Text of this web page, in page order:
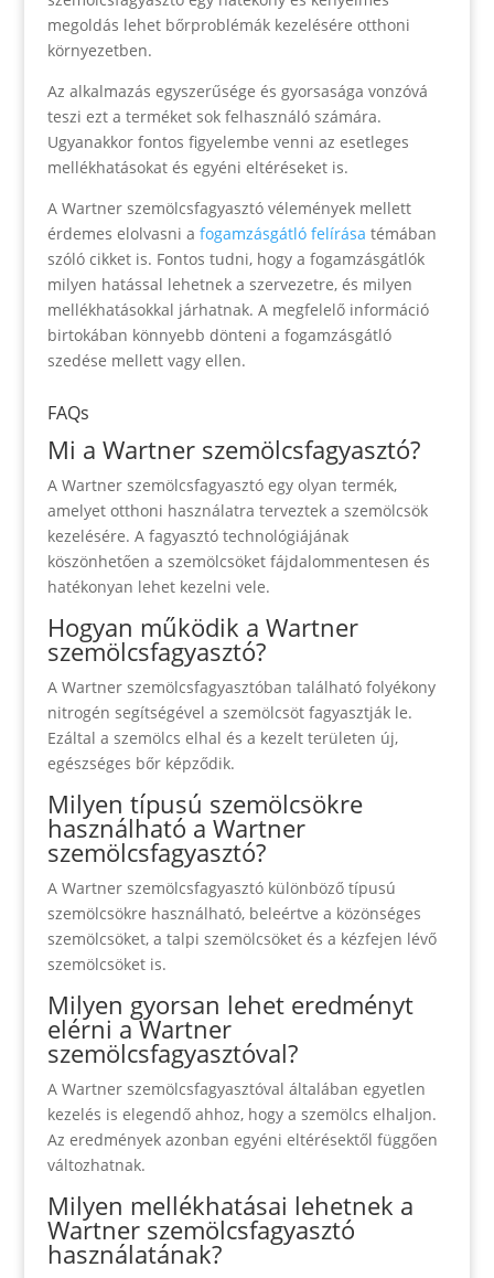
megoldás lehet bőrproblémák kezelésére otthoni
környezetben.
Az alkalmazás egyszerűsége és gyorsasága vonzóvá
teszi ezt a terméket sok felhasználó számára.
Ugyanakkor fontos figyelembe venni az esetleges
mellékhatásokat és egyéni eltéréseket is.
A Wartner szemölcsfagyasztó vélemények mellett
érdemes elolvasni a fogamzásgátló felírása témában
szóló cikket is. Fontos tudni, hogy a fogamzásgátlók
milyen hatással lehetnek a szervezetre, és milyen
mellékhatásokkal járhatnak. A megfelelő információ
birtokában könnyebb dönteni a fogamzásgátló
szedése mellett vagy ellen.
FAQs
Mi a Wartner szemölcsfagyasztó?
A Wartner szemölcsfagyasztó egy olyan termék,
amelyet otthoni használatra terveztek a szemölcsök
kezelésére. A fagyasztó technológiájának
köszönhetően a szemölcsöket fájdalommentesen és
hatékonyan lehet kezelni vele.
Hogyan működik a Wartner
szemölcsfagyasztó?
A Wartner szemölcsfagyasztóban található folyékony
nitrogén segítségével a szemölcsöt fagyasztják le.
Ezáltal a szemölcs elhal és a kezelt területen új,
egészséges bőr képződik.
Milyen típusú szemölcsökre
használható a Wartner
szemölcsfagyasztó?
A Wartner szemölcsfagyasztó különböző típusú
szemölcsökre használható, beleértve a közönséges
szemölcsöket, a talpi szemölcsöket és a kézfejen lévő
szemölcsöket is.
Milyen gyorsan lehet eredményt
elérni a Wartner
szemölcsfagyasztóval?
A Wartner szemölcsfagyasztóval általában egyetlen
kezelés is elegendő ahhoz, hogy a szemölcs elhaljon.
Az eredmények azonban egyéni eltérésektől függően
változhatnak.
Milyen mellékhatásai lehetnek a
Wartner szemölcsfagyasztó
használatának?